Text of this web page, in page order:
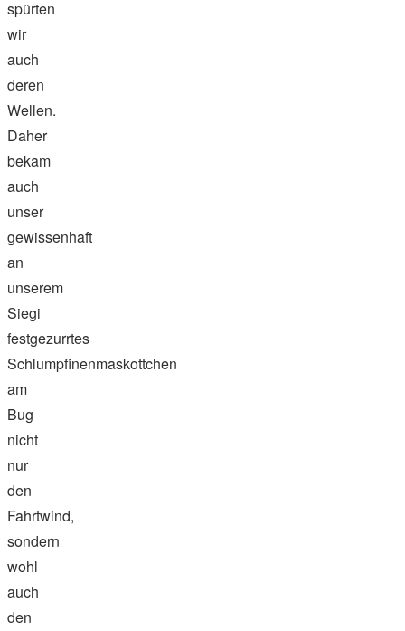
spürten
wir
auch
deren
Wellen.
Daher
bekam
auch
unser
gewissenhaft
an
unserem
Siegi
festgezurrtes
Schlumpfinenmaskottchen
am
Bug
nicht
nur
den
Fahrtwind,
sondern
wohl
auch
den